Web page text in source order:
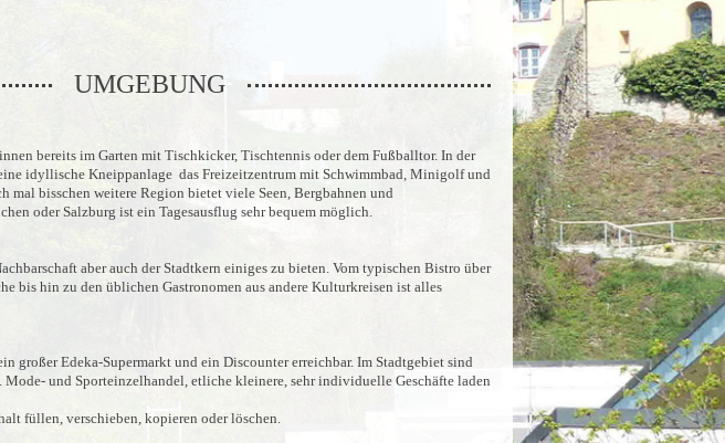
UMGEBUNG
bereits im Garten mit Tischkicker, Tischtennis oder dem Fußballtor. In der
idyllische Kneippanlage das Freizeitzentrum mit Schwimmbad, Minigolf und
mal bisschen weitere Region bietet viele Seen, Bergbahnen und
oder Salzburg ist ein Tagesausflug sehr bequem möglich.
aber auch der Stadtkern einiges zu bieten. Vom typischen Bistro über
bis hin zu den üblichen Gastronomen aus andere Kulturkreisen ist alles
großer Edeka-Supermarkt und ein Discounter erreichbar. Im Stadtgebiet sind
und Sporteinzelhandel, etliche kleinere, sehr individuelle Geschäfte laden
füllen, verschieben, kopieren oder löschen.